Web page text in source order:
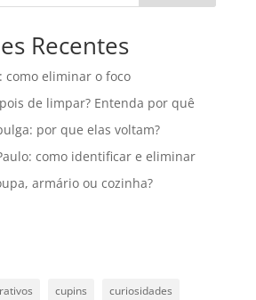
Recentes
como eliminar o foco
de limpar? Entenda por quê
por que elas voltam?
como identificar e eliminar
armário ou cozinha?
cupins
curiosidades